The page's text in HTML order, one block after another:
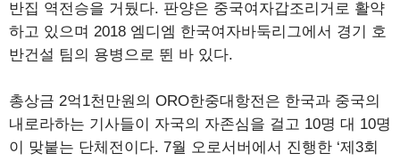
반집 역전승을 거뒀다. 판양은 중국여자갑조리거로 활약
하고 있으며 2018 엠디엠 한국여자바둑리그에서 경기 호
반건설 팀의 용병으로 뛴 바 있다.
총상금 2억1천만원의 ORO한중대항전은 한국과 중국의
내로라하는 기사들이 자국의 자존심을 걸고 10명 대 10명
이 맞붙는 단체전이다. 7월 오로서버에서 진행한 ‘제3회